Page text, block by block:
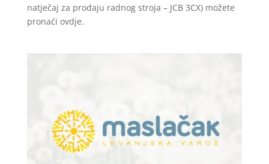
natječaj za prodaju radnog stroja – JCB 3CX) možete
pronaći ovdje.